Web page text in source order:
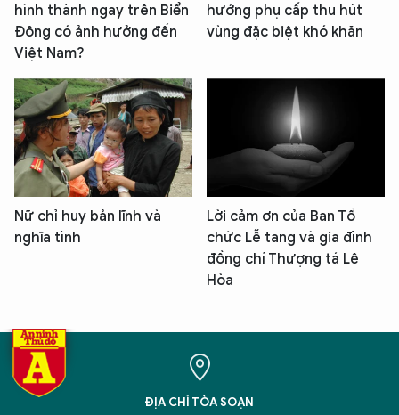
hình thành ngay trên Biển
Đông có ảnh hưởng đến
Việt Nam?
hưởng phụ cấp thu hút
vùng đặc biệt khó khăn
Nữ chỉ huy bản lĩnh và
nghĩa tình
Lời cảm ơn của Ban Tổ
chức Lễ tang và gia đình
đồng chí Thượng tá Lê
Hòa
ĐỊA CHỈ TÒA SOẠN